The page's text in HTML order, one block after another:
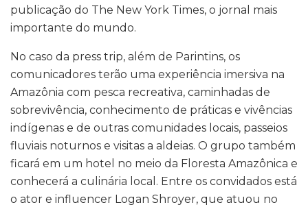
publicação do The New York Times, o jornal mais
importante do mundo.
No caso da press trip, além de Parintins, os
comunicadores terão uma experiência imersiva na
Amazônia com pesca recreativa, caminhadas de
sobrevivência, conhecimento de práticas e vivências
indígenas e de outras comunidades locais, passeios
fluviais noturnos e visitas a aldeias. O grupo também
ficará em um hotel no meio da Floresta Amazônica e
conhecerá a culinária local. Entre os convidados está
o ator e influencer Logan Shroyer, que atuou no